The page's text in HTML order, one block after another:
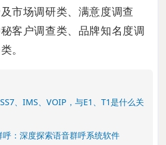
市场调研类、满意度调查
客户调查类、品牌知名度调
。
、IMS、VOIP，与E1、T1是什么关
：深度探索语音群呼系统软件